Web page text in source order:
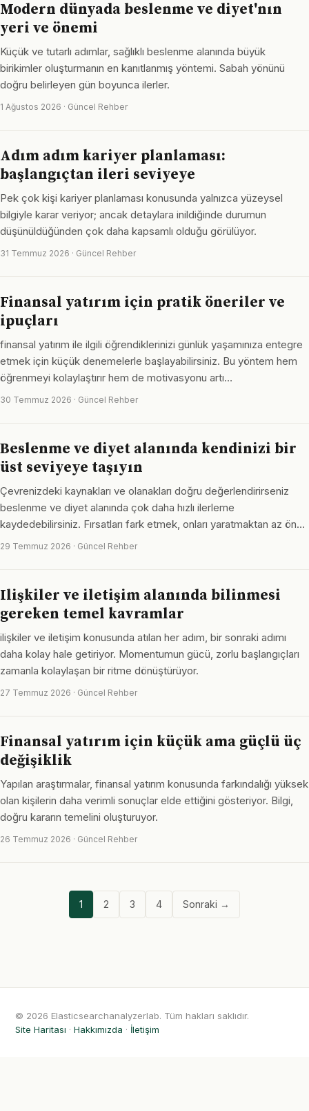
Modern dünyada beslenme ve diyet'nın
yeri ve önemi
Küçük ve tutarlı adımlar, sağlıklı beslenme alanında büyük
birikimler oluşturmanın en kanıtlanmış yöntemi. Sabah yönünü
doğru belirleyen gün boyunca ilerler.
1 Ağustos 2026 · Güncel Rehber
Adım adım kariyer planlaması:
başlangıçtan ileri seviyeye
Pek çok kişi kariyer planlaması konusunda yalnızca yüzeysel
bilgiyle karar veriyor; ancak detaylara inildiğinde durumun
düşünüldüğünden çok daha kapsamlı olduğu görülüyor.
31 Temmuz 2026 · Güncel Rehber
Finansal yatırım için pratik öneriler ve
ipuçları
finansal yatırım ile ilgili öğrendiklerinizi günlük yaşamınıza entegre
etmek için küçük denemelerle başlayabilirsiniz. Bu yöntem hem
öğrenmeyi kolaylaştırır hem de motivasyonu artı…
30 Temmuz 2026 · Güncel Rehber
Beslenme ve diyet alanında kendinizi bir
üst seviyeye taşıyın
Çevrenizdeki kaynakları ve olanakları doğru değerlendirirseniz
beslenme ve diyet alanında çok daha hızlı ilerleme
kaydedebilirsiniz. Fırsatları fark etmek, onları yaratmaktan az ön…
29 Temmuz 2026 · Güncel Rehber
Ilişkiler ve iletişim alanında bilinmesi
gereken temel kavramlar
ilişkiler ve iletişim konusunda atılan her adım, bir sonraki adımı
daha kolay hale getiriyor. Momentumun gücü, zorlu başlangıçları
zamanla kolaylaşan bir ritme dönüştürüyor.
27 Temmuz 2026 · Güncel Rehber
Finansal yatırım için küçük ama güçlü üç
değişiklik
Yapılan araştırmalar, finansal yatırım konusunda farkındalığı yüksek
olan kişilerin daha verimli sonuçlar elde ettiğini gösteriyor. Bilgi,
doğru kararın temelini oluşturuyor.
26 Temmuz 2026 · Güncel Rehber
1 2 3 4 Sonraki →
© 2026 Elasticsearchanalyzerlab. Tüm hakları saklıdır.
Site Haritası · Hakkımızda · İletişim